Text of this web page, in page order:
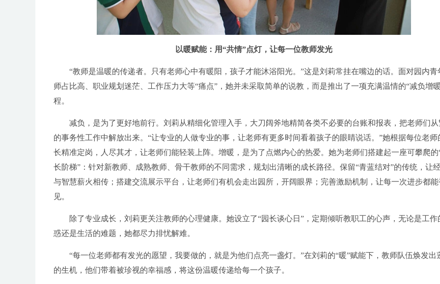
以暖赋能：用“共情”点灯，让每一位教师发光
“教师是温暖的传递者。只有老师心中有暖阳，孩子才能沐浴阳光。”这是刘莉常挂在嘴边的话。面对园内青
师占比高、职业规划迷茫、工作压力大等“痛点”，她并未采取简单的说教，而是推出了一项充满温情的“减负增
程。
减负，是为了更好地前行。刘莉从精细化管理入手，大刀阔斧地精简各类不必要的台账和报表，把老师们从
的事务性工作中解放出来。“让专业的人做专业的事，让老师有更多时间看着孩子的眼睛说话。”她根据每位老师
长精准定岗，人尽其才，让老师们能轻装上阵。增暖，是为了点燃内心的热爱。她为老师们搭建起一座可攀爬的
长阶梯”：针对新教师、成熟教师、骨干教师的不同需求，规划出清晰的成长路径。保留“青蓝结对”的传统，让
与智慧薪火相传；搭建交流展示平台，让老师们有机会走出园所，开阔眼界；完善激励机制，让每一次进步都
见。
除了专业成长，刘莉更关注教师的心理健康。她设立了“园长谈心日”，定期倾听教职工的心声，无论是工作
惑还是生活的难题，她都尽力排忧解难。
“每一位老师都有发光的愿望，我要做的，就是为他们点亮一盏灯。”在刘莉的“暖”赋能下，教师队伍焕发出
的生机，他们带着被珍视的幸福感，将这份温暖传递给每一个孩子。